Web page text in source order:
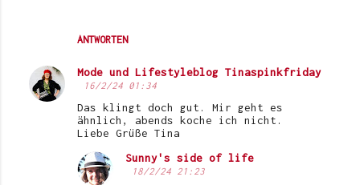
ANTWORTEN
Mode und Lifestyleblog Tinaspinkfriday
16/2/24 01:34
Das klingt doch gut. Mir geht es
ähnlich, abends koche ich nicht.
Liebe Grüße Tina
Sunny's side of life
18/2/24 21:23